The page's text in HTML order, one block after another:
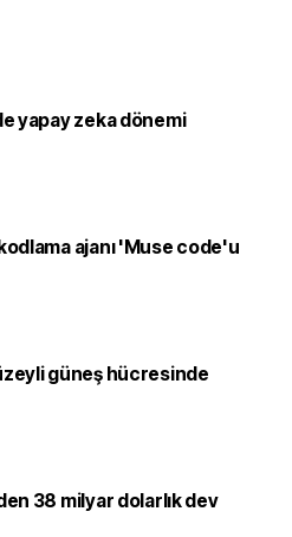
yapay zeka dönemi
ajanı 'Muse code'u
güneş hücresinde
38 milyar dolarlık dev